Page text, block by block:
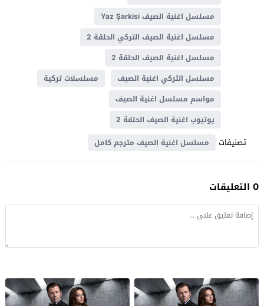
مسلسل اغنية الصيف Yaz Şarkisi
مسلسل اغنية الصيف التركي الحلقة 2
مسلسل اغنية الصيف الحلقة 2
مسلسل التركي اغنية الصيف
مسلسلات تركية
مواسم مسلسل اغنية الصيف
يوتيوب اغنية الصيف الحلقة 2
تصنيفات مسلسل اغنية الصيف مترجم كامل
0 التعليقات